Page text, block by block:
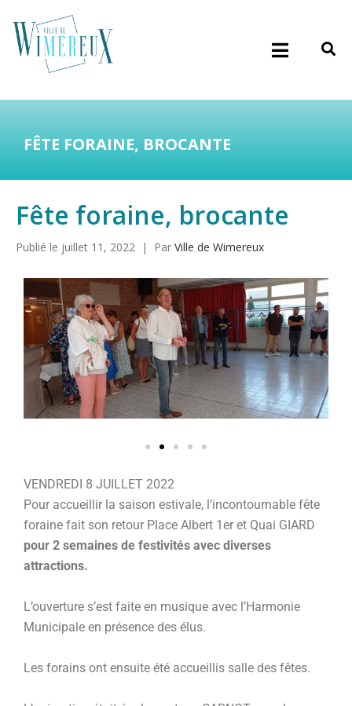
FÊTE FORAINE, BROCANTE
Fête foraine, brocante
Publié le juillet 11, 2022 Par Ville de Wimereux
VENDREDI 8 JUILLET 2022
Pour accueillir la saison estivale, l’incontournable fête
foraine fait son retour Place Albert 1er et Quai GIARD
pour 2 semaines de festivités avec diverses
attractions.
L’ouverture s’est faite en musique avec l’Harmonie
Municipale en présence des élus.
Les forains ont ensuite été accueillis salle des fêtes.